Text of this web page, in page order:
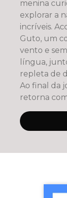
menina
explorar a
incríveis. Acompanhada de seu fiel amigo
Guto, um
vento e
língua,
repleta de
Ao final da